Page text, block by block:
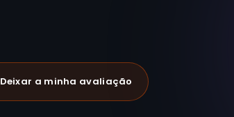
Deixar a minha avaliação